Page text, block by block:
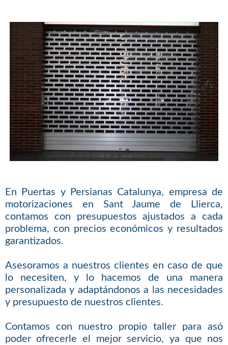
En Puertas y Persianas Catalunya, empresa de
motorizaciones en Sant Jaume de Llierca,
contamos con presupuestos ajustados a cada
problema, con precios económicos y resultados
garantizados.
Asesoramos a nuestros clientes en caso de que
lo necesiten, y lo hacemos de una manera
personalizada y adaptándonos a las necesidades
y presupuesto de nuestros clientes.
Contamos con nuestro propio taller para asó
poder ofrecerle el mejor servicio, ya que nos